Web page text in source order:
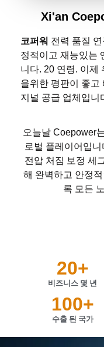
Xi'an
코퍼워 전력 품질
정적이고 재능있는
니다. 20 연령. 이제
을위한 평판이 좋고
지널 공급 업체입니
오늘날 Coepower
로벌 플레이어입
전압 처짐 보정 세
해 완벽하고 안정
록 모든
비즈니스 몇 년
20+
수출 된 국가
100+